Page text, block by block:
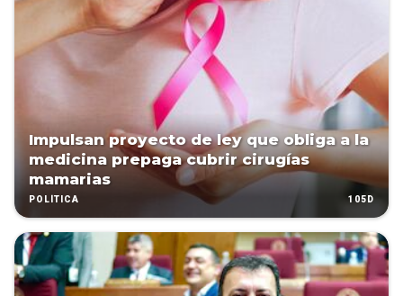
Impulsan proyecto de ley que obliga a la
medicina prepaga cubrir cirugías
mamarias
POLÍTICA 105D